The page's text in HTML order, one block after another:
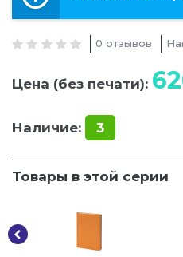
0 отзывов
Цена (без печати):
Наличие: 3
Товары в этой серии